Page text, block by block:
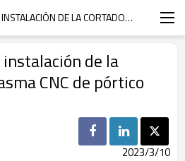
INSTRUCCIONES DE INSTALACIÓN DE LA CORTADORA POR PLASMA CNC DE PÓRTICO PORTÁTIL
de la
CNC de pórtico
2023/3/10